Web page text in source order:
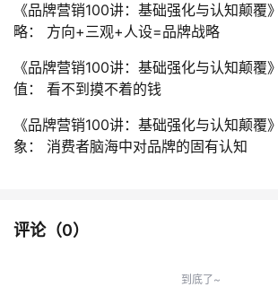
《品牌营销100讲：基础强化与认知颠覆》 —008 品牌战
略： 方向+三观+人设=品牌战略
《品牌营销100讲：基础强化与认知颠覆》 —011 品牌价
值： 看不到摸不着的钱
《品牌营销100讲：基础强化与认知颠覆》 —015 品牌形
象： 消费者脑海中对品牌的固有认知
评论（0）
到底了~